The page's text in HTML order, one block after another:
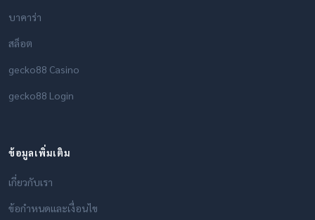
บาคาร่า
สล็อต
gecko88 Casino
gecko88 Login
ข้อมูลเพิ่มเติม
เกี่ยวกับเรา
ข้อกำหนดและเงื่อนไข